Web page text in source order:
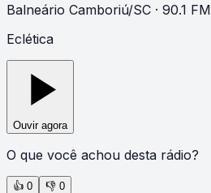
Balneário Camboriú/SC · 90.1 FM
Eclética
Ouvir agora
O que você achou desta rádio?
👍 0 👎 0